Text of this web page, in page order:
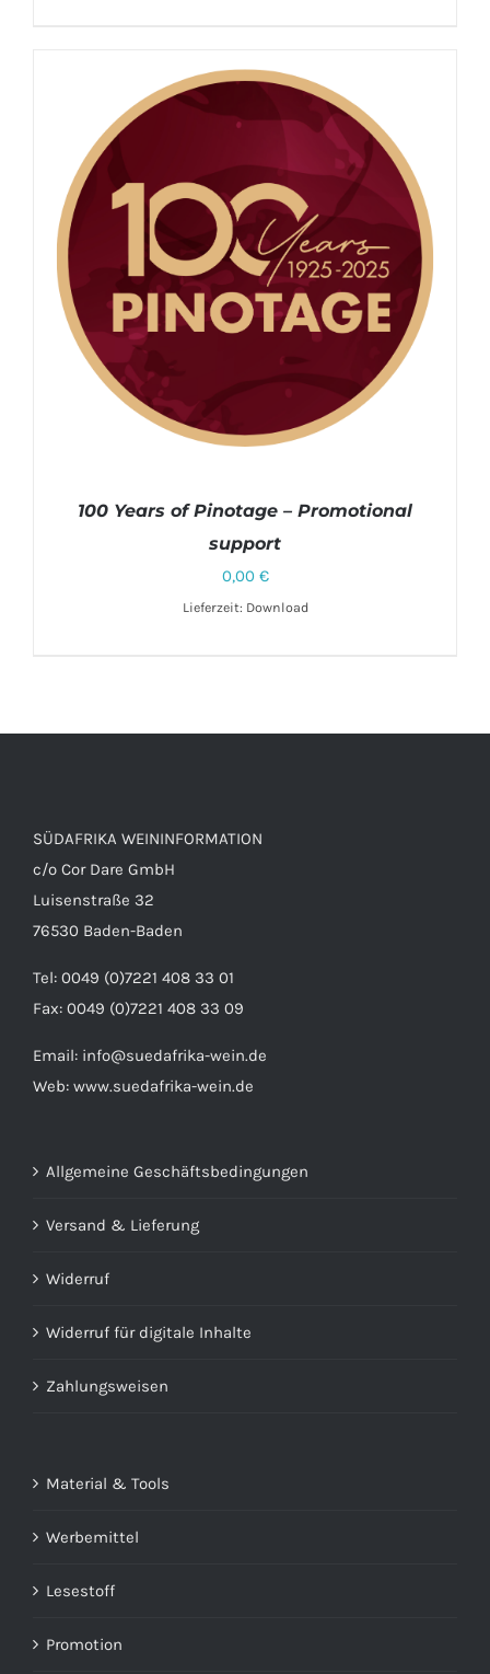
100 Years of Pinotage – Promotional
support
0,00 €
Lieferzeit: Download
SÜDAFRIKA WEININFORMATION
c/o Cor Dare GmbH
Luisenstraße 32
76530 Baden-Baden
Tel: 0049 (0)7221 408 33 01
Fax: 0049 (0)7221 408 33 09
Email: info@suedafrika-wein.de
Web: www.suedafrika-wein.de
Allgemeine Geschäftsbedingungen
Versand & Lieferung
Widerruf
Widerruf für digitale Inhalte
Zahlungsweisen
Material & Tools
Werbemittel
Lesestoff
Promotion